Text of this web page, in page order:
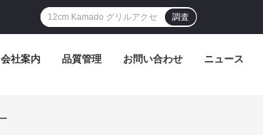
調査
会社案内 品質管理 お問い合わせ ニュース